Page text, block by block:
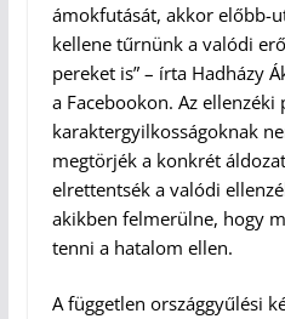
ámokfutását, akkor előbb-
kellene tűrnünk a valódi
pereket is” – írta Hadházy
a Facebookon. Az
karaktergyilkosságoknak
megtörjék a konkrét
elrettentsék a valódi
akikben felmerülne, hogy
tenni a hatalom ellen.
A független országgyűlési